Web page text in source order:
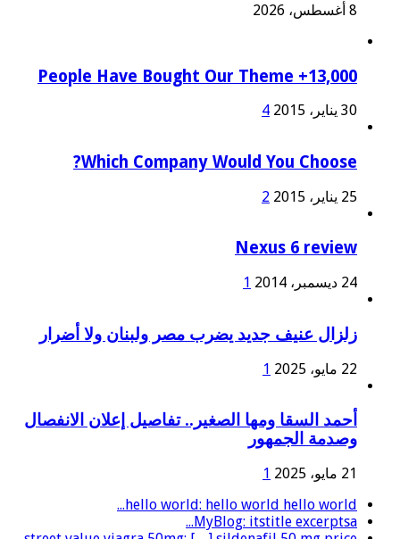
8 أغسطس، 2026
13,000+ People Have Bought Our Theme
30 يناير، 2015 4
Which Company Would You Choose?
25 يناير، 2015 2
Nexus 6 review
24 ديسمبر، 2014 1
زلزال عنيف جديد يضرب مصر ولبنان ولا أضرار
22 مايو، 2025 1
أحمد السقا ومها الصغير.. تفاصيل إعلان الانفصال
وصدمة الجمهور
21 مايو، 2025
1
hello world: hello world hello world...
MyBlog: itstitle excerptsa...